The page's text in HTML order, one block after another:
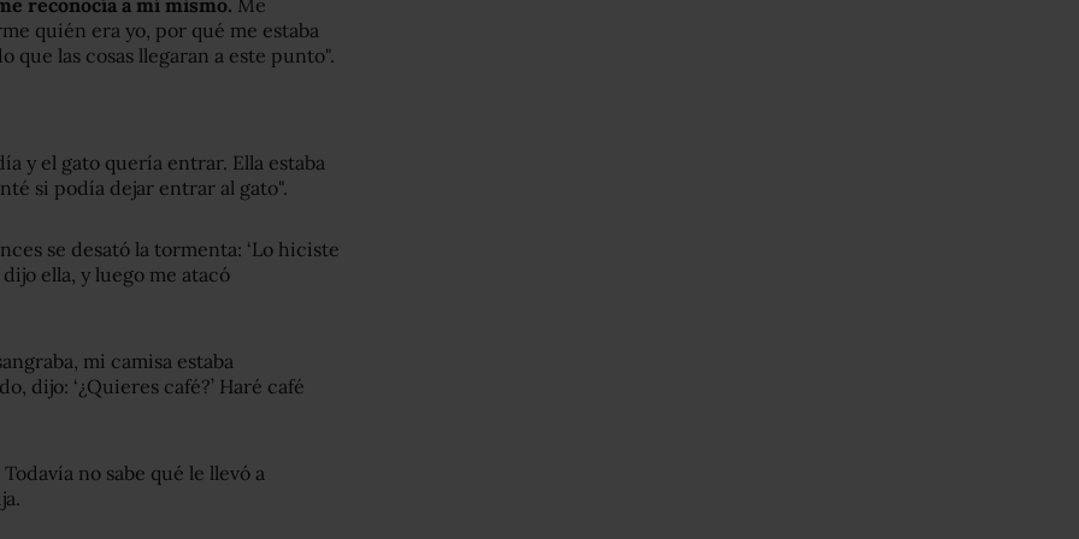
quién era yo, por qué me estaba
que las cosas llegaran a este punto".
y el gato quería entrar. Ella estaba
si podía dejar entrar al gato".
se desató la tormenta: ‘Lo hiciste
ella, y luego me atacó
mi camisa estaba
dijo: ‘¿Quieres café?’ Haré café
no sabe qué le llevó a